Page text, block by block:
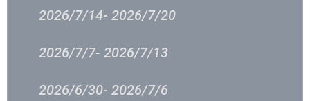
2026/7/14- 2026/7/20
2026/7/7- 2026/7/13
2026/6/30- 2026/7/6